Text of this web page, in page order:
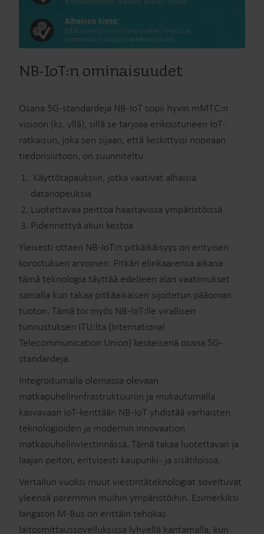
NB-IoT:n ominaisuudet
Osana 5G-standardeja NB-IoT sopii hyvin mMTC:n
visioon (ks. yllä), sillä se tarjoaa erikoistuneen IoT-
ratkaisun, joka sen sijaan, että keskittyisi nopeaan
tiedonsiirtoon, on suunniteltu
Käyttötapauksiin, jotka vaativat alhaisia
datanopeuksia
Luotettavaa peittoa haastavissa ympäristöissä
Pidennettyä akun kestoa
Yleisesti ottaen NB-IoT:n pitkäikäisyys on erityisen
korostuksen arvoinen. Pitkän elinkaarensa aikana
tämä teknologia täyttää edelleen alan vaatimukset
samalla kun takaa pitkäaikaisen sijoitetun pääoman
tuoton. Tämä toi myös NB-IoT:lle virallisen
tunnustuksen ITU:lta (International
Telecommunication Union) keskeisenä osana 5G-
standardeja.
Integroitumalla olemassa olevaan
matkapuhelininfrastruktuuriin ja mukautumalla
kasvavaan IoT-kenttään NB-IoT yhdistää varhaisten
teknologioiden ja modernin innovaation
matkapuhelinviestinnässä. Tämä takaa luotettavan ja
laajan peiton, erityisesti kaupunki- ja sisätiloissa.
Vertailun vuoksi muut viestintäteknologiat soveltuvat
yleensä paremmin muihin ympäristöihin. Esimerkiksi
langaton M-Bus on erittäin tehokas
laitosmittaussovelluksissa lyhyellä kantamalla, kun